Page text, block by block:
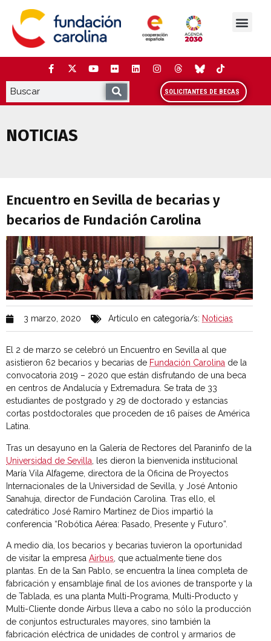
contenido
SOLICITANTES DE BECAS
NOTICIAS
Encuentro en Sevilla de becarias y
becarios de Fundación Carolina
3 marzo, 2020 Artículo en categoría/s: Noticias
El 2 de marzo se celebró un Encuentro en Sevilla al que
asistieron 62 becarios y becarias de Fundación Carolina de la
convocatoria 2019 – 2020 que están disfrutando de una beca
en centros de Andalucía y Extremadura. Se trata de 33
estudiantes de postgrado y 29 de doctorado y estancias
cortas postdoctorales que proceden de 16 países de América
Latina.
Tras un desayuno en la Galería de Rectores del Paraninfo de la
Universidad de Sevilla , les dieron la bienvenida institucional
María Vila Alfageme, directora de la Oficina de Proyectos
Internacionales de la Universidad de Sevilla, y José Antonio
Sanahuja, director de Fundación Carolina. Tras ello, el
catedrático José Ramiro Martínez de Dios impartió la
conferencia “Robótica Aérea: Pasado, Presente y Futuro”.
A medio día, los becarios y becarias tuvieron la oportunidad
de visitar la empresa Airbus , que actualmente tiene dos
plantas. En de la San Pablo, se encuentra la línea completa de
fabricación y ensamblaje final de los aviones de transporte y la
de Tablada, es una planta Multi-Programa, Multi-Producto y
Multi-Cliente donde Airbus lleva a cabo no sólo la producción
de conjuntos estructurales mayores, sino también la
fabricación eléctrica de unidades de control y armarios de